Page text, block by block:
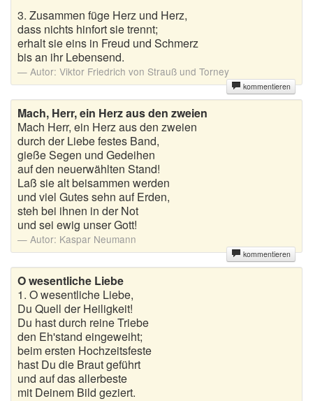
3. Zusammen füge Herz und Herz,
dass nichts hinfort sie trennt;
erhalt sie eins in Freud und Schmerz
bis an ihr Lebensend.
Autor: Viktor Friedrich von Strauß und Torney
kommentieren
Mach, Herr, ein Herz aus den zweien
Mach Herr, ein Herz aus den zweien
durch der Liebe festes Band,
gieße Segen und Gedeihen
auf den neuerwählten Stand!
Laß sie alt beisammen werden
und viel Gutes sehn auf Erden,
steh bei ihnen in der Not
und sei ewig unser Gott!
Autor: Kaspar Neumann
kommentieren
O wesentliche Liebe
1. O wesentliche Liebe,
Du Quell der Heiligkeit!
Du hast durch reine Triebe
den Eh'stand eingeweiht;
beim ersten Hochzeitsfeste
hast Du die Braut geführt
und auf das allerbeste
mit Deinem Bild geziert.